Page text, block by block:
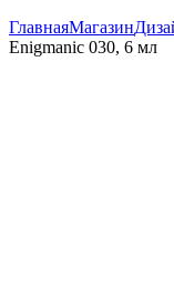
ГлавнаяМагазин
Enigmanic 030, 6 мл